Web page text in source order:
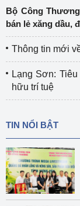
Bộ Công
bán lẻ xăng dầu,
Thông tin mới
Lạng Sơn:
hữu trí tuệ
TIN NỔI BẬT